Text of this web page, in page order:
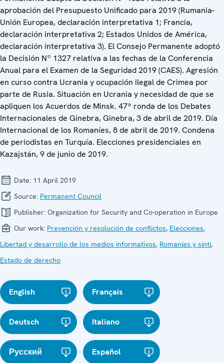
aprobación del Presupuesto Unificado para 2019 (Rumania-
Unión Europea, declaración interpretativa 1; Francia,
declaración interpretativa 2; Estados Unidos de América,
declaración interpretativa 3). El Consejo Permanente adoptó
la Decisión Nº 1327 relativa a las fechas de la Conferencia
Anual para el Examen de la Seguridad 2019 (CAES). Agresión
en curso contra Ucrania y ocupación ilegal de Crimea por
parte de Rusia. Situación en Ucrania y necesidad de que se
apliquen los Acuerdos de Minsk. 47ª ronda de los Debates
Internacionales de Ginebra, Ginebra, 3 de abril de 2019. Día
Internacional de los Romaníes, 8 de abril de 2019. Condena
de periodistas en Turquía. Elecciones presidenciales en
Kazajstán, 9 de junio de 2019.
Date: 11 April 2019
Source: Permanent Council
Publisher: Organization for Security and Co-operation in Europe
Our work: Prevención y resolución de conflictos, Elecciones,
Libertad y desarrollo de los medios informativos, Romaníes y sinti,
Estado de derecho
English Français
Deutsch Italiano
Русский Español